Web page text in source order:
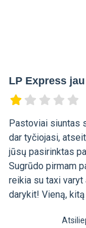
LP Express
Pastoviai siuntas
dar tyčiojasi,
jūsų pasirinktas
Sugrūdo pirmam
reikia su taxi
darykit! Vieną,